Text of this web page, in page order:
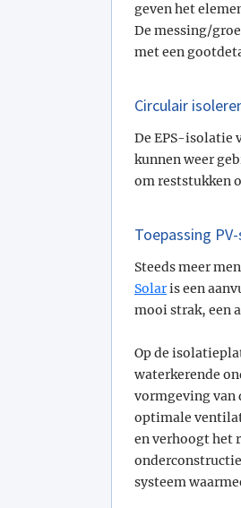
geven het
De messing/
met een
Circulair
De EPS-isolatie
kunnen weer
om reststukken
Toepassing
Steeds meer
Solaris een
mooi strak, een
Op de
waterkerende
vormgeving van
optimale
en verhoogt het
systeem